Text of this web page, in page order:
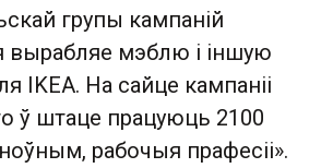
групы кампаній
вырабляе мэблю і іншую
IKEA. На сайце кампаніі
ў штаце працуюць 2100
рабочыя прафесіі».